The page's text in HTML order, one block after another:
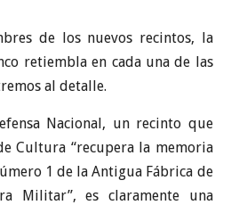
de los nuevos recintos, la
retiembla en cada una de las
al detalle.
Nacional, un recinto que
Cultura “recupera la memoria
1 de la Antigua Fábrica de
Militar”, es claramente una